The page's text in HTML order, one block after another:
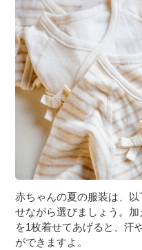
赤ちゃんの夏の服装は、
せながら選びましょう。
を1枚着せてあげると、汗
ができますよ。